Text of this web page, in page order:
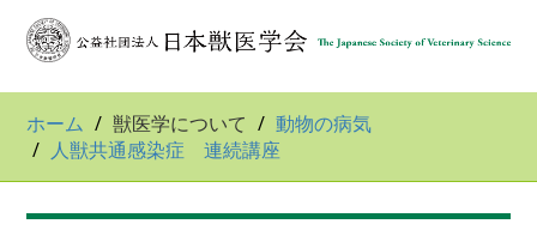
ホーム 獣医学について
動物の病気
人獣共通感染症 連続講座